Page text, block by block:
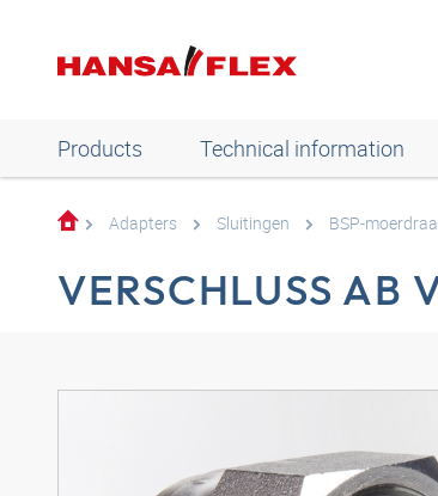
Products Technical information
Adapters Sluitingen BSP-
VERSCHLUSS AB